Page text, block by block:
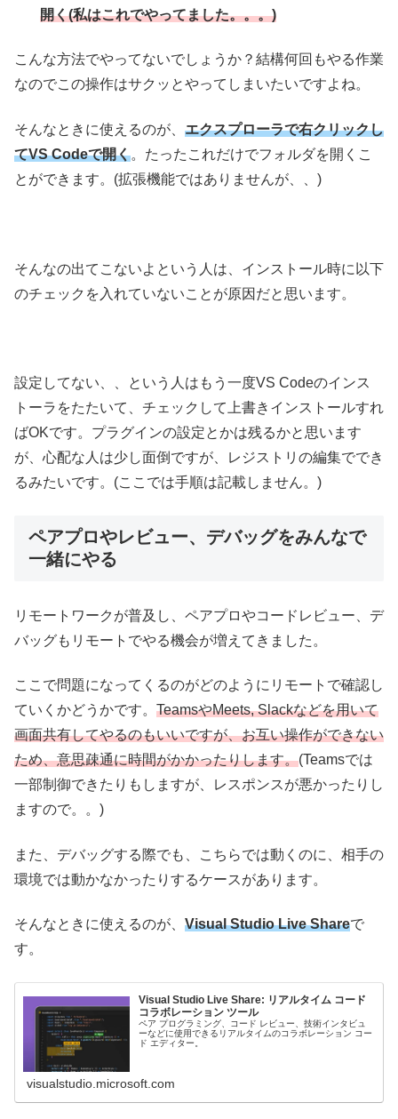
開く(私はこれでやってました。。。)
こんな方法でやってないでしょうか？結構何回もやる作業
なのでこの操作はサクッとやってしまいたいですよね。
そんなときに使えるのが、 エクスプローラで右クリックし
てVS Codeで開く。たったこれだけでフォルダを開くこ
とができます。(拡張機能ではありませんが、、)
そんなの出てこないよという人は、インストール時に以下
のチェックを入れていないことが原因だと思います。
設定してない、、という人はもう一度VS Codeのインス
トーラをたたいて、チェックして上書きインストールすれ
ばOKです。プラグインの設定とかは残るかと思います
が、心配な人は少し面倒ですが、レジストリの編集ででき
るみたいです。(ここでは手順は記載しません。)
ペアプロやレビュー、デバッグをみんなで
一緒にやる
リモートワークが普及し、ペアプロやコードレビュー、デ
バッグもリモートでやる機会が増えてきました。
ここで問題になってくるのがどのようにリモートで確認し
ていくかどうかです。 TeamsやMeets, Slackなどを用いて
画面共有してやるのもいいですが、お互い操作ができない
ため、意思疎通に時間がかかったりします。(Teamsでは
一部制御できたりもしますが、レスポンスが悪かったりし
ますので。。)
また、デバッグする際でも、こちらでは動くのに、相手の
環境では動かなかったりするケースがあります。
そんなときに使えるのが、 Visual Studio Live Shareで
す。
Visual Studio Live Share: リアルタイム コード
コラボレーション ツール
ペア プログラミング、コード レビュー、技術インタビュ
ーなどに使用できるリアルタイムのコラボレーション コー
ド エディター。
visualstudio.microsoft.com